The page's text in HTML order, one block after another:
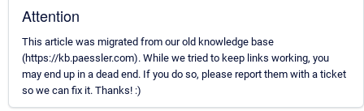
Attention
This article was migrated from our old knowledge base
(https://kb.paessler.com). While we tried to keep links working, you
may end up in a dead end. If you do so, please report them with a ticket
so we can fix it. Thanks! :)